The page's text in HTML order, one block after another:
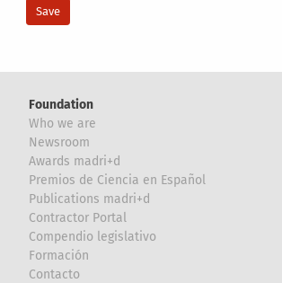
Foundation
Who we are
Newsroom
Awards madri+d
Premios de Ciencia en Español
Publications madri+d
Contractor Portal
Compendio legislativo
Formación
Contacto